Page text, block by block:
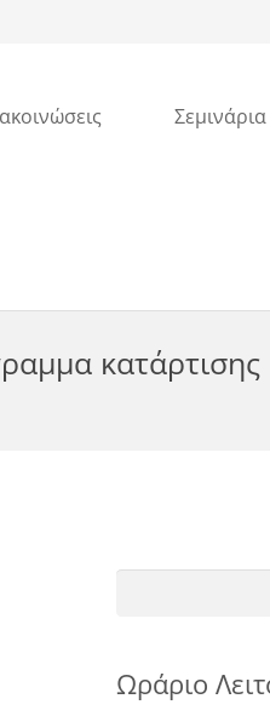
Σεμινάρια
Ωράριο